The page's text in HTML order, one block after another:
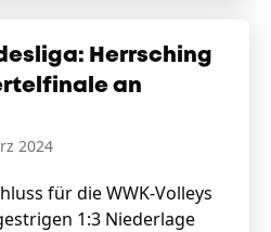
Herrsching
an
2024
für die WWK-Volleys
1:3 Niederlage